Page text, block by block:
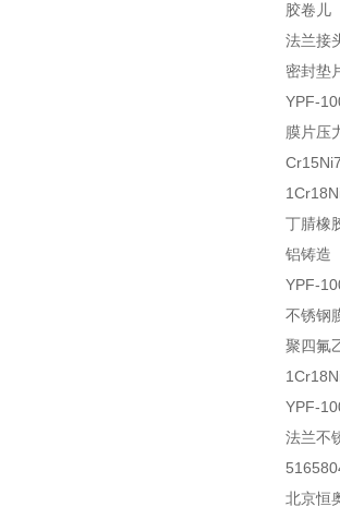
胶卷儿
法兰接
密封垫
YPF-
膜片压
丁腈橡
铝铸造
YPF-
不锈钢
聚四氟
YPF-
法兰不
北京恒